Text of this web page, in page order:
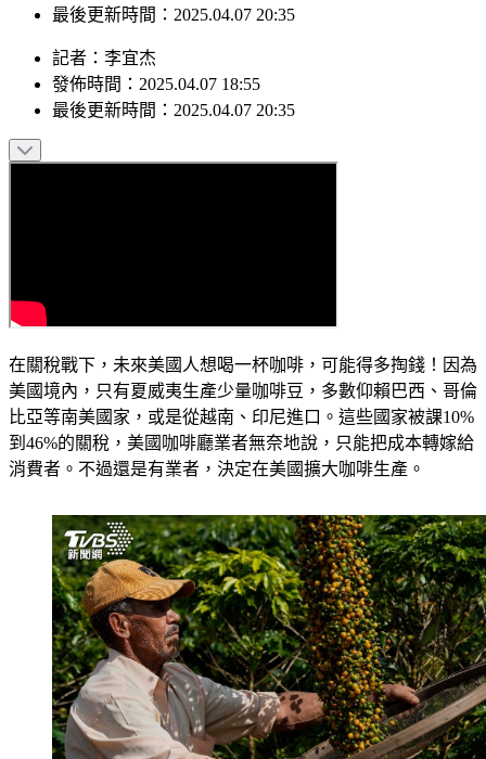
發佈時間：2025.04.07 18:55
最後更新時間：2025.04.07 20:35
美國境內，只有夏威夷生產少量咖啡豆，多數仰賴巴西、哥倫
比亞等南美國家，或是從越南、印尼進口。這些國家被課10%
到46%的關稅，美國咖啡廳業者無奈地說，只能把成本轉嫁給
消費者。不過還是有業者，決定在美國擴大咖啡生產。